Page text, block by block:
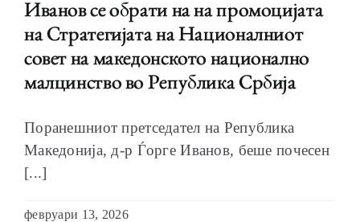
Иванов се обрати на на промоцијата
на Стратегијата на Националниот
совет на македонското национално
малцинство во Република Србија
Поранешниот претседател на Република
Македонија, д-р Ѓорге Иванов, беше почесен
[...]
февруари 13, 2026